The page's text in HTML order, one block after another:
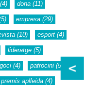
(4) dona (11)
empresa (29)
(10) esport (4)
lideratge (5)
(4) patrocini (5)
premis aplleida (4)
<